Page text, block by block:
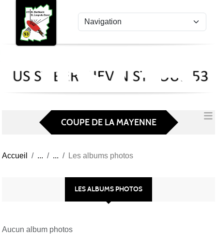
US
St
53
COUPE DE LA MAYENNE
Accueil Les albums photos
LES ALBUMS PHOTOS
Aucun album photos
Panneau de gestion des cookies